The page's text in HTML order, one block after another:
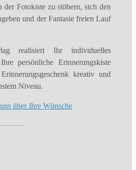
der Fotokiste zu stöbern, sich den
und der Fantasie freien Lauf
realisiert Ihr individuelles
persönliche Erinnerungskiste
kreativ und
Niveau.
über Ihre Wünsche